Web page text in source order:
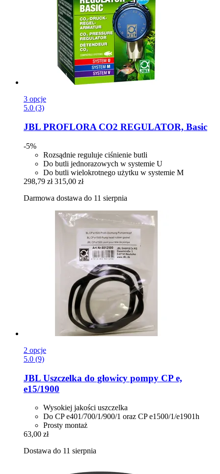
3 opcje
5.0 (3)
JBL PROFLORA CO2 REGULATOR, Basic
-5%
Rozsądnie reguluje ciśnienie butli
Do butli jednorazowych w systemie U
Do butli wielokrotnego użytku w systemie M
298,79 zł 315,00 zł
Darmowa dostawa do 11 sierpnia
2 opcje
5.0 (9)
JBL Uszczelka do głowicy pompy CP e,
e15/1900
Wysokiej jakości uszczelka
Do CP e401/700/1/900/1 oraz CP e1500/1/e1901h
Prosty montaż
63,00 zł
Dostawa do 11 sierpnia